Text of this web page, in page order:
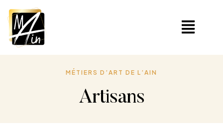
MÉTIERS D’ART DE L’AIN
Artisans